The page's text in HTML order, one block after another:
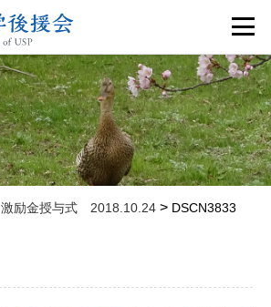
激励金授与式 2018.10.24 > DSCN3833